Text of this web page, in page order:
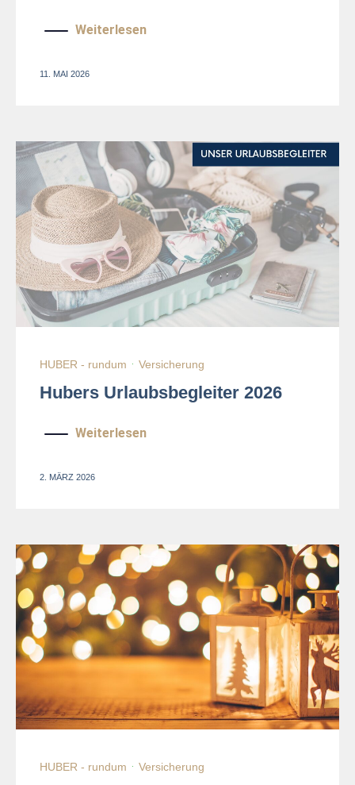
Weiterlesen
11. MAI 2026
HUBER - rundum · Versicherung
Hubers Urlaubsbegleiter 2026
Weiterlesen
2. MÄRZ 2026
HUBER - rundum · Versicherung